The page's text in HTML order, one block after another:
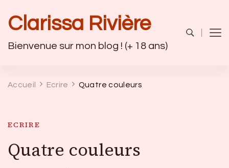
Clarissa Rivière
Bienvenue sur mon blog ! (+ 18 ans)
Accueil Ecrire Quatre couleurs
ECRIRE
Quatre couleurs